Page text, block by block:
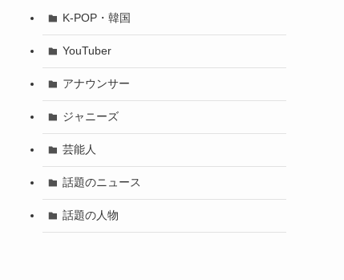
K-POP・韓国
YouTuber
アナウンサー
ジャニーズ
芸能人
話題のニュース
話題の人物